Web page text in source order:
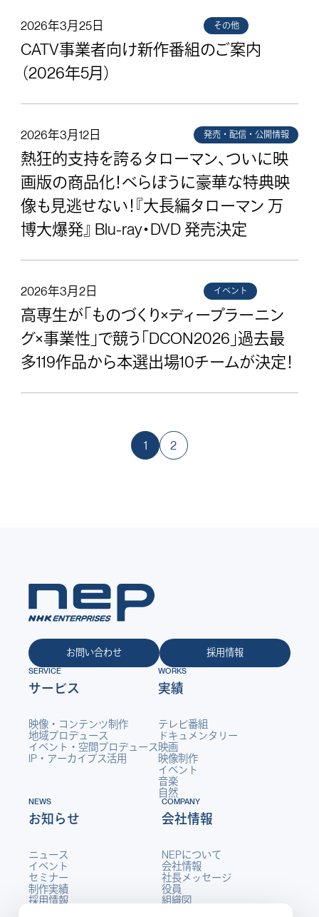
2026年3月25日 その他
CATV事業者向け新作番組のご案内
（2026年5月）
2026年3月12日 発売・配信・公開情報
熱狂的支持を誇るタローマン、ついに映
画版の商品化！べらぼうに豪華な特典映
像も見逃せない！『大長編タローマン 万
博大爆発』 Blu-ray・DVD 発売決定
2026年3月2日 イベント
高専生が「ものづくり×ディープラーニン
グ×事業性」で競う「DCON2026」過去最
多119作品から本選出場10チームが決定！
1 2
お問い合わせ 採用情報
SERVICE
サービス
映像・コンテンツ制作
地域プロデュース
イベント・空間プロデュース
IP・アーカイブス活用
WORKS
実績
テレビ番組
ドキュメンタリー
映画
映像制作
イベント
音楽
自然
NEWS
お知らせ
ニュース
イベント
セミナー
制作実績
採用情報
COMPANY
会社情報
NEPについて
会社情報
社長メッセージ
役員
組織図